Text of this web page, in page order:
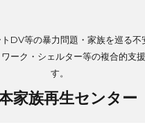
DV等の暴力問題・家族を巡る不
ーク・シェルター等の複合的支
す。
家族再生センター